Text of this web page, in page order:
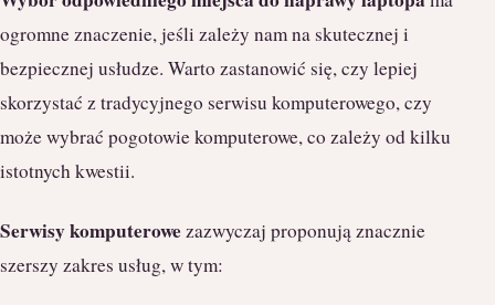
ogromne znaczenie, jeśli zależy nam na skutecznej i
bezpiecznej usłudze. Warto zastanowić się, czy lepiej
skorzystać z tradycyjnego serwisu komputerowego, czy
może wybrać pogotowie komputerowe, co zależy od kilku
istotnych kwestii.
Serwisy komputerowezazwyczaj proponują znacznie
szerszy zakres usług, w tym: